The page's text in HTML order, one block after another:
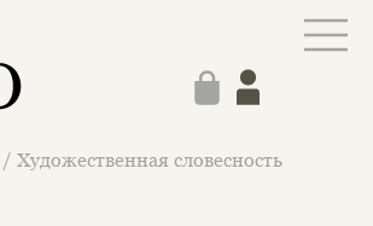
/ Художественная словесность